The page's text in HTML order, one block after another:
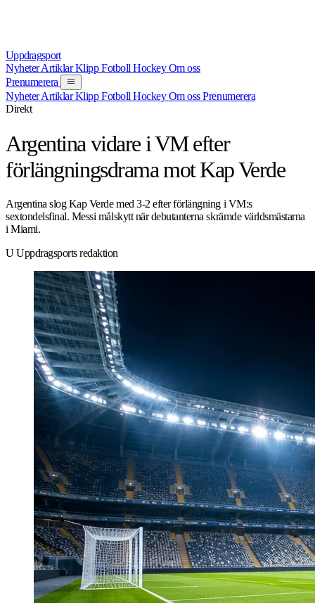
Uppdragsport
NyheterArtiklarKlippFotbollHockeyOm oss
Prenumerera
NyheterArtiklarKlippFotbollHockeyOm ossPrenumerera
Direkt
Argentina vidare i VM efter
förlängningsdrama mot Kap Verde
Argentina slog Kap Verde med 3-2 efter förlängning i VM:s
sextondelsfinal. Messi målskytt när debutanterna skrämde världsmästarna
i Miami.
UUppdragsports redaktion